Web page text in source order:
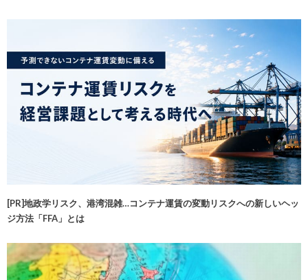
[PR]地政学リスク、港湾混雑…コンテナ運賃の変動リスクへの新しいヘッ
ジ方法「FFA」とは